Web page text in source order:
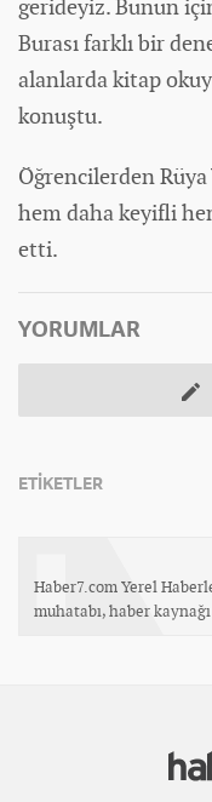
gerideyiz. Bunun
Burası farklı bir
alanlarda kitap
konuştu.
Öğrencilerden
hem daha keyifli
etti.
YORUMLAR
ETİKETLER
Haber7.com Yerel
muhatabı, haber